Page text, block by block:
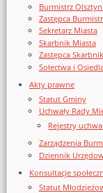
Burmistrz
Zastępca
Sekretarz Miasta
Skarbnik Miasta
Zastępca
Sołectwa i
Akty prawne
Statut Gminy
Uchwały Rady
Rejestry
Zarządzenia
Dziennik
Konsultacje
Statut